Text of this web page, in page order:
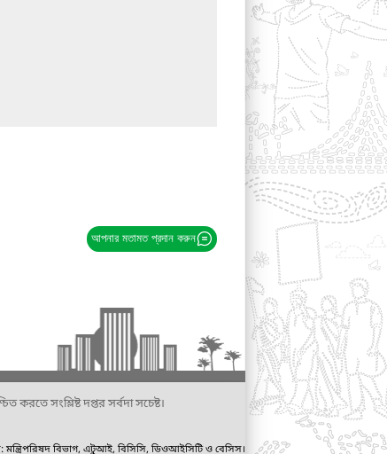
আপনার মতামত প্রদান করুন
করতে সংশ্লিষ্ট দপ্তর সর্বদা সচেষ্ট।
মন্ত্রিপরিষদ বিভাগ, এটুআই, বিসিসি, ডিওআইসিটি ও বেসিস।